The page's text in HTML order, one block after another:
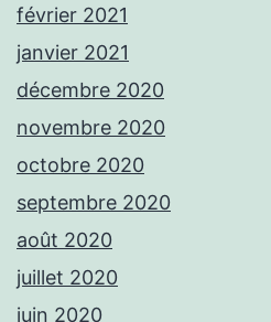
février 2021
janvier 2021
décembre 2020
novembre 2020
octobre 2020
septembre 2020
août 2020
juillet 2020
juin 2020